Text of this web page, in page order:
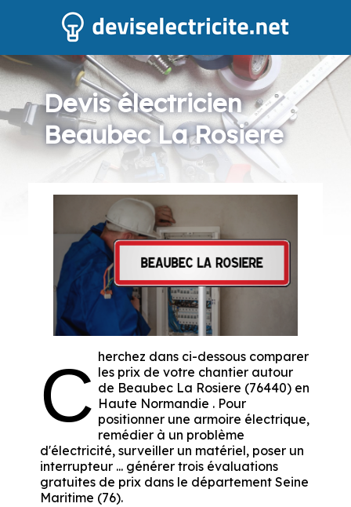
Devis électricien
Beaubec La Rosiere
C herchez dans ci-dessous comparer
les prix de votre chantier autour
de Beaubec La Rosiere (76440) en
Haute Normandie . Pour
positionner une armoire électrique,
remédier à un problème
d'électricité, surveiller un matériel, poser un
interrupteur ... générer trois évaluations
gratuites de prix dans le département Seine
Maritime (76).